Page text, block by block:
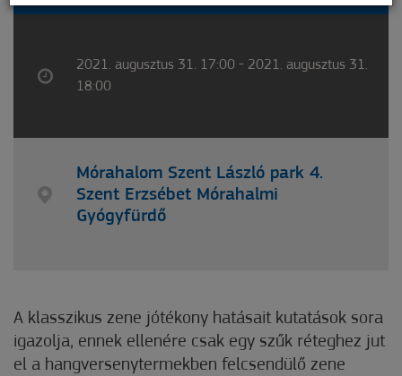
2021. augusztus 31. 17:00 - 2021. augusztus 31.
18:00
Mórahalom Szent László park 4.
Szent Erzsébet Mórahalmi
Gyógyfürdő
A klasszikus zene jótékony hatásait kutatások sora
igazolja, ennek ellenére csak egy szűk réteghez jut
el a hangversenytermekben felcsendülő zene